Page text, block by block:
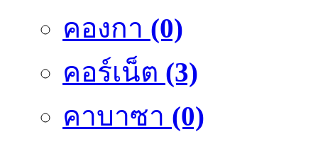
คองกา (0)
คอร์เน็ต (3)
คาบาซา (0)